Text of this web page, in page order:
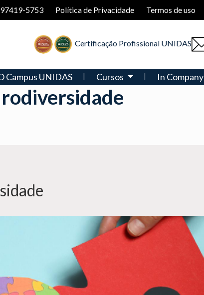
5753 Política de Privacidade Termos de uso
Certificação Profissional UNIDAS
Campus UNIDAS Cursos In Company